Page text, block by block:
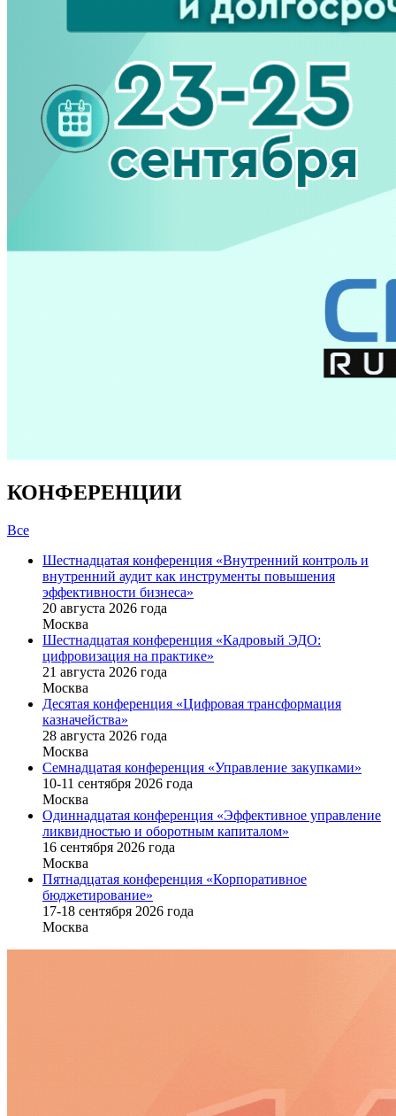
КОНФЕРЕНЦИИ
Все
Шестнадцатая конференция «Внутренний контроль и
внутренний аудит как инструменты повышения
эффективности бизнеса»
20 августа 2026 года
Москва
Шестнадцатая конференция «Кадровый ЭДО:
цифровизация на практике»
21 августа 2026 года
Москва
Десятая конференция «Цифровая трансформация
казначейства»
28 августа 2026 года
Москва
Семнадцатая конференция «Управление закупками»
10-11 сентября 2026 года
Москва
Одиннадцатая конференция «Эффективное управление
ликвидностью и оборотным капиталом»
16 cентября 2026 года
Москва
Пятнадцатая конференция «Корпоративное
бюджетирование»
17-18 сентября 2026 года
Москва